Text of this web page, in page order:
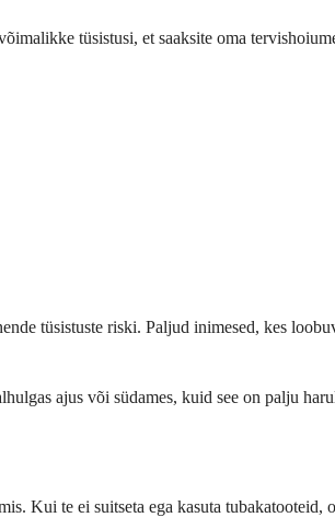
tüsistusi, et saaksite oma
tüsistuste riski. Paljud inimesed, kes
ajus või südames, kuid see on palju
Kui te ei suitseta ega kasuta tubakatooteid,